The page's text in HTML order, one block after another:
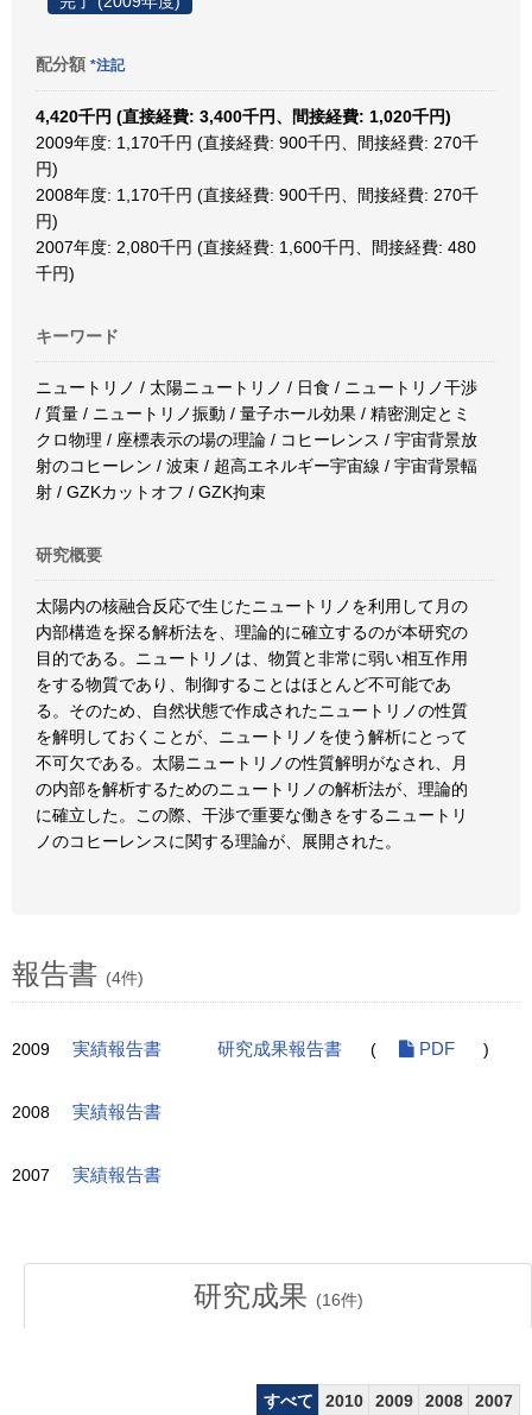
配分額 *注記
4,420千円 (直接経費: 3,400千円、間接経費: 1,020千円)
2009年度: 1,170千円 (直接経費: 900千円、間接経費: 270千
円)
2008年度: 1,170千円 (直接経費: 900千円、間接経費: 270千
円)
2007年度: 2,080千円 (直接経費: 1,600千円、間接経費: 480
千円)
キーワード
ニュートリノ / 太陽ニュートリノ / 日食 / ニュートリノ干渉
/ 質量 / ニュートリノ振動 / 量子ホール効果 / 精密測定とミ
クロ物理 / 座標表示の場の理論 / コヒーレンス / 宇宙背景放
射のコヒーレン / 波束 / 超高エネルギー宇宙線 / 宇宙背景輻
射 / GZKカットオフ / GZK拘束
研究概要
太陽内の核融合反応で生じたニュートリノを利用して月の
内部構造を探る解析法を、理論的に確立するのが本研究の
目的である。ニュートリノは、物質と非常に弱い相互作用
をする物質であり、制御することはほとんど不可能であ
る。そのため、自然状態で作成されたニュートリノの性質
を解明しておくことが、ニュートリノを使う解析にとって
不可欠である。太陽ニュートリノの性質解明がなされ、月
の内部を解析するためのニュートリノの解析法が、理論的
に確立した。この際、干渉で重要な働きをするニュートリ
ノのコヒーレンスに関する理論が、展開された。
報告書 (4件)
2009 実績報告書 研究成果報告書 ( PDF )
2008 実績報告書
2007 実績報告書
研究成果 (16件)
すべて 2010 2009 2008
2007